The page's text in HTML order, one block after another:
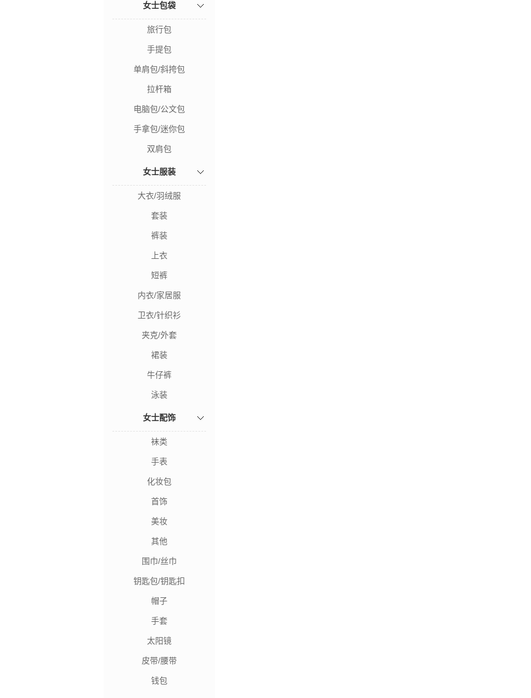
女士包袋
旅行包
手提包
单肩包/斜挎包
拉杆箱
电脑包/公文包
手拿包/迷你包
双肩包
女士服装
大衣/羽绒服
套装
裤装
上衣
短裤
内衣/家居服
卫衣/针织衫
夹克/外套
裙装
牛仔裤
泳装
女士配饰
袜类
手表
化妆包
首饰
美妆
其他
围巾/丝巾
钥匙包/钥匙扣
帽子
手套
太阳镜
皮带/腰带
钱包